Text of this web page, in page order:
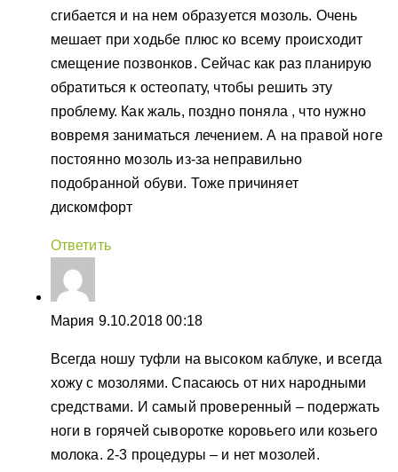
сгибается и на нем образуется мозоль. Очень
мешает при ходьбе плюс ко всему происходит
смещение позвонков. Сейчас как раз планирую
обратиться к остеопату, чтобы решить эту
проблему. Как жаль, поздно поняла , что нужно
вовремя заниматься лечением. А на правой ноге
постоянно мозоль из-за неправильно
подобранной обуви. Тоже причиняет
дискомфорт
Ответить
Мария 9.10.2018 00:18
Всегда ношу туфли на высоком каблуке, и всегда
хожу с мозолями. Спасаюсь от них народными
средствами. И самый проверенный – подержать
ноги в горячей сыворотке коровьего или козьего
молока. 2-3 процедуры – и нет мозолей.